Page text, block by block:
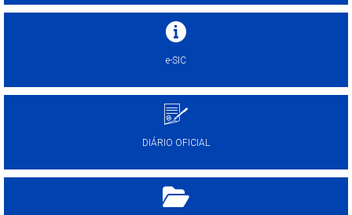
e-SIC
DIÁRIO OFICIAL